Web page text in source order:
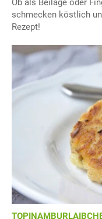
Ob als Beilage oder
schmecken köstlich
Rezept!